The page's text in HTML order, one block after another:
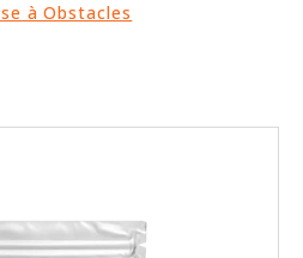
à Obstacles